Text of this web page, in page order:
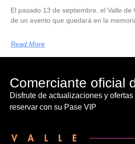
El pasado 13 de septiembre, el Valle de
de un evento que quedará en la
Read More
Comerciante oficial
Disfrute de actualizaciones y ofertas
reservar con su Pase VIP